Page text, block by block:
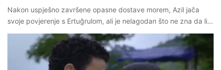
Nakon uspješno završene opasne dostave morem, Azil jača
svoje povjerenje s Ertuğrulom, ali je nelagodan što ne zna da li…